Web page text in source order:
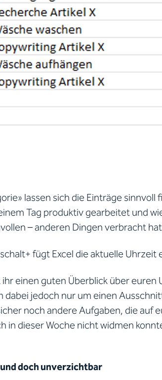
lassen sich die Einträge sinnvoll
Tag produktiv gearbeitet und
– anderen Dingen verbracht
fügt Excel die aktuelle Uhrzeit
einen guten Überblick über euren
dabei jedoch nur um einen
noch andere Aufgaben, die auf
in dieser Woche nicht widmen
doch unverzichtbar